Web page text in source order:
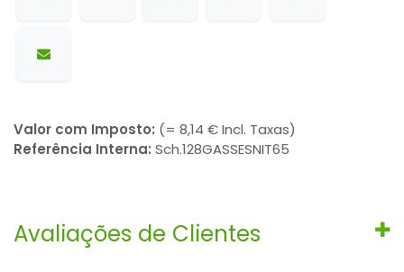
Valor com Imposto: (= 8,14 € Incl. Taxas)
Referência Interna: Sch.128GASSESNIT65
Avaliações de Clientes